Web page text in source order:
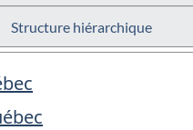
Structure hiérarchique